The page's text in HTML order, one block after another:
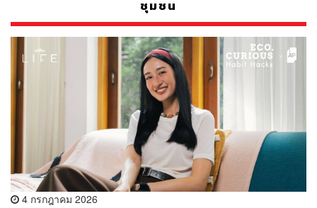
ชุมชน
4 กรกฎาคม 2026